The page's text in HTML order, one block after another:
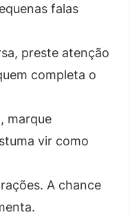
falas
preste atenção
completa o
marque
vir como
A chance